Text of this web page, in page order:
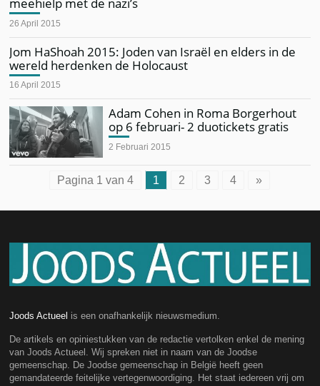
meehielp met de nazi’s
26 April 2015
Jom HaShoah 2015: Joden van Israël en elders in de
wereld herdenken de Holocaust
16 April 2015
Adam Cohen in Roma Borgerhout
op 6 februari- 2 duotickets gratis
2 Februari 2015
Pagina 1 van 4 1 2 3 4 »
Joods Actueel is een onafhankelijk nieuwsmedium.
De artikels en opiniestukken van de redactie vertolken enkel de mening
van Joods Actueel. Wij spreken niet in naam van de Joodse
gemeenschap. De Joodse gemeenschap in België heeft geen
gemandateerde feitelijke vertegenwoordiging. Het staat iedereen vrij om